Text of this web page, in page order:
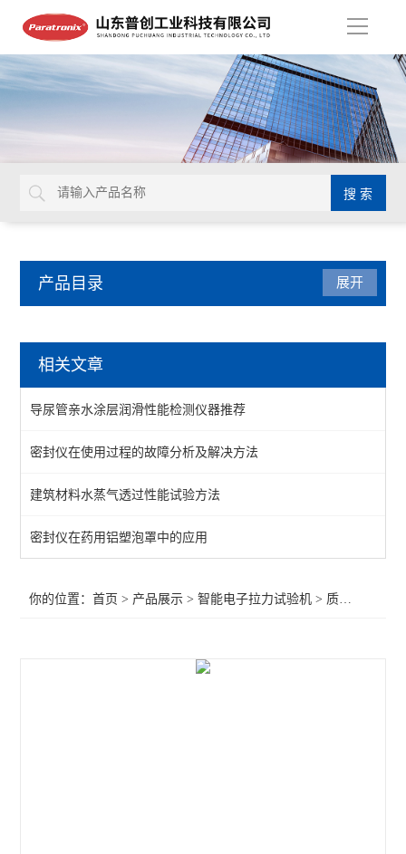
导
产品目录
质构仪
万能材料试验机
湿抗张强度测试仪
穿刺力测试
剪切力测试仪
展开
相关文章
导尿管亲水涂层润滑性能检测仪器推荐
密封仪在使用过程的故障分析及解决方法
建筑材料水蒸气透过性能试验方法
密封仪在药用铝塑泡罩中的应用
你的位置：首页 > 产品展示 >智能电子拉力试验机 > 质构仪